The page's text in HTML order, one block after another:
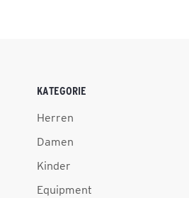
KATEGORIE
Herren
Damen
Kinder
Equipment